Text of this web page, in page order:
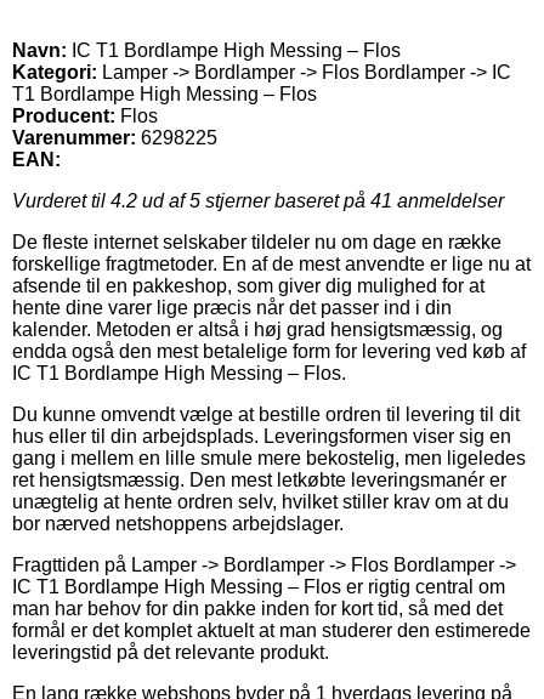
Navn: IC T1 Bordlampe High Messing – Flos
Kategori: Lamper -> Bordlamper -> Flos Bordlamper -> IC
T1 Bordlampe High Messing – Flos
Producent: Flos
Varenummer: 6298225
EAN:
Vurderet til 4.2 ud af 5 stjerner baseret på 41 anmeldelser
De fleste internet selskaber tildeler nu om dage en række
forskellige fragtmetoder. En af de mest anvendte er lige nu at
afsende til en pakkeshop, som giver dig mulighed for at
hente dine varer lige præcis når det passer ind i din
kalender. Metoden er altså i høj grad hensigtsmæssig, og
endda også den mest betalelige form for levering ved køb af
IC T1 Bordlampe High Messing – Flos.
Du kunne omvendt vælge at bestille ordren til levering til dit
hus eller til din arbejdsplads. Leveringsformen viser sig en
gang i mellem en lille smule mere bekostelig, men ligeledes
ret hensigtsmæssig. Den mest letkøbte leveringsmanér er
unægtelig at hente ordren selv, hvilket stiller krav om at du
bor nærved netshoppens arbejdslager.
Fragttiden på Lamper -> Bordlamper -> Flos Bordlamper ->
IC T1 Bordlampe High Messing – Flos er rigtig central om
man har behov for din pakke inden for kort tid, så med det
formål er det komplet aktuelt at man studerer den estimerede
leveringstid på det relevante produkt.
En lang række webshops byder på 1 hverdags levering på